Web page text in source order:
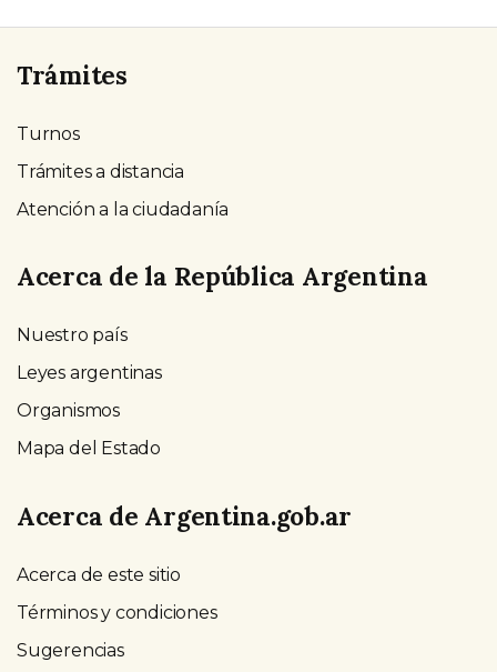
Trámites
Turnos
Trámites a distancia
Atención a la ciudadanía
Acerca de la República Argentina
Nuestro país
Leyes argentinas
Organismos
Mapa del Estado
Acerca de Argentina.gob.ar
Acerca de este sitio
Términos y condiciones
Sugerencias